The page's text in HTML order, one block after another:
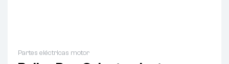
Partes eléctricas motor